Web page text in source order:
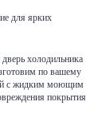
для ярких
холодильника
по вашему
с жидким моющим
покрытия